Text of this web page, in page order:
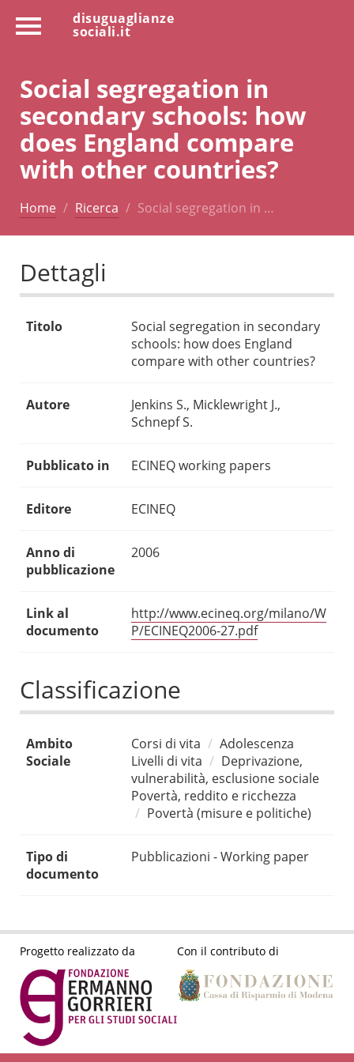
disuguaglianze
sociali.it
Social segregation in
secondary schools: how
does England compare
with other countries?
Home Ricerca Social segregation in …
Dettagli
Titolo
Social segregation in secondary
schools: how does England
compare with other countries?
Autore
Jenkins S., Micklewright J.,
Schnepf S.
Pubblicato in ECINEQ working papers
Editore ECINEQ
Anno di
pubblicazione
2006
Link al
documento
http://www.ecineq.org/milano/W
P/ECINEQ2006-27.pdf
Classificazione
Ambito
Sociale
Corsi di vita
Adolescenza
Livelli di vita
Deprivazione,
vulnerabilità, esclusione sociale
Povertà, reddito e ricchezza
Povertà (misure e politiche)
Tipo di
documento
Pubblicazioni - Working paper
Progetto realizzato da Con il contributo di